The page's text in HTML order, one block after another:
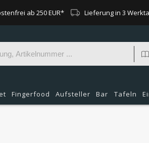
ab 250 EUR* Lieferung in 3
Fingerfood Aufsteller Bar Tafeln